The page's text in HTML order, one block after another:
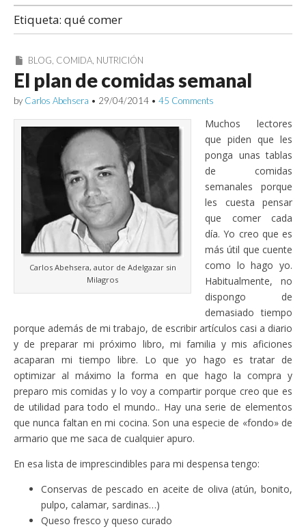
Etiqueta: qué comer
BLOG, COMIDA, NUTRICIÓN
El plan de comidas semanal
by Carlos Abehsera • 29/04/2014 • 45 Comments
Carlos Abehsera, autor de Adelgazar sin
Milagros
Muchos lectores
que piden que les
ponga unas tablas
de comidas
semanales porque
les cuesta pensar
que comer cada
día. Yo creo que es
más útil que cuente
como lo hago yo.
Habitualmente, no
dispongo de
demasiado tiempo
porque además de mi trabajo, de escribir artículos casi a diario
y de preparar mi próximo libro, mi familia y mis aficiones
acaparan mi tiempo libre. Lo que yo hago es tratar de
optimizar al máximo la forma en que hago la compra y
preparo mis comidas y lo voy a compartir porque creo que es
de utilidad para todo el mundo.. Hay una serie de elementos
que nunca faltan en mi cocina. Son una especie de «fondo» de
armario que me saca de cualquier apuro.
En esa lista de imprescindibles para mi despensa tengo:
Conservas de pescado en aceite de oliva (atún, bonito,
pulpo, calamar, sardinas…)
Queso fresco y queso curado